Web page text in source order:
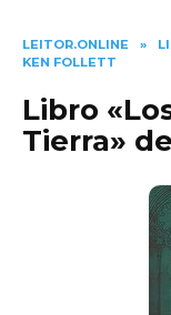
LEITOR.ONLINE »
KEN FOLLETT
Libro
Tierra»